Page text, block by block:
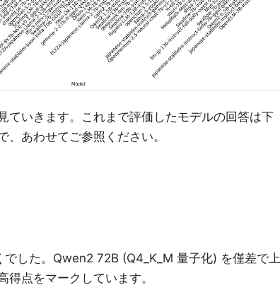
ていきます。これまで評価したモデルの回答は下
あわせてご参照ください。
でした。Qwen2 72B (Q4_K_M 量子化) を僅差で上
点をマークしています。